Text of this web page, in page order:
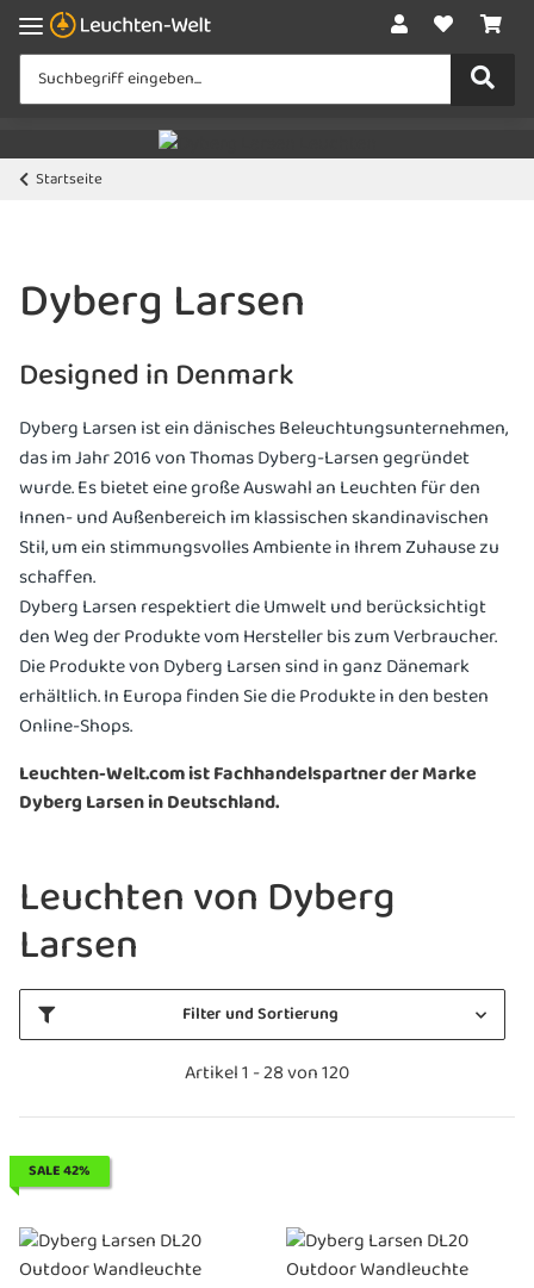
Startseite
Dyberg Larsen
Designed in Denmark
Dyberg Larsen ist ein dänisches Beleuchtungsunternehmen,
das im Jahr 2016 von Thomas Dyberg-Larsen gegründet
wurde. Es bietet eine große Auswahl an Leuchten für den
Innen- und Außenbereich im klassischen skandinavischen
Stil, um ein stimmungsvolles Ambiente in Ihrem Zuhause zu
schaffen.
Dyberg Larsen respektiert die Umwelt und berücksichtigt
den Weg der Produkte vom Hersteller bis zum Verbraucher.
Die Produkte von Dyberg Larsen sind in ganz Dänemark
erhältlich. In Europa finden Sie die Produkte in den besten
Online-Shops.
Leuchten-Welt.com ist Fachhandelspartner der Marke
Dyberg Larsen in Deutschland.
Leuchten von Dyberg
Larsen
Filter und Sortierung
Artikel 1 - 28 von 120
SALE 42%